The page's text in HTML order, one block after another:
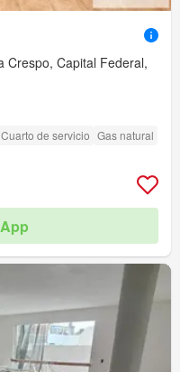
Crespo, Capital Federal,
Cuarto de servicio Gas natural